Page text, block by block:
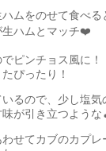
ムをのせて食べる
生ハムとマッチ❤️
ピンチョス風に！
ぴったり！
るので、少し塩気
が引き立つような
せてカブのカプレ